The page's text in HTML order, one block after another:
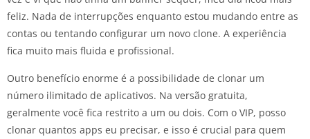
feliz. Nada de interrupções enquanto estou mudando entre as
contas ou tentando configurar um novo clone. A experiência
fica muito mais fluida e profissional.
Outro benefício enorme é a possibilidade de clonar um
número ilimitado de aplicativos. Na versão gratuita,
geralmente você fica restrito a um ou dois. Com o VIP, posso
clonar quantos apps eu precisar, e isso é crucial para quem